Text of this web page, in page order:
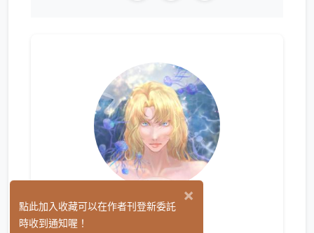
葉清樾
×
點此加入收藏可以在作者刊登新委託
時收到通知喔！